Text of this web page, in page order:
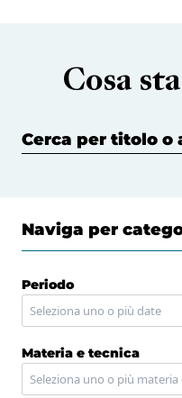
Cosa
Cerca per titolo o
Naviga per
Periodo
Materia e tecnica